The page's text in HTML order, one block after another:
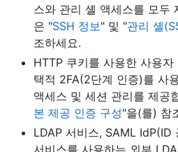
스와 관리 셸 액세스를 모두
은 "SSH 정보 " 및 "관리 셸
조하세요.
HTTP 쿠키를 사용한 사용
택적 2FA(2단계 인증)를 사
액세스 및 세션 관리를 제공
본 제공 인증 구성"을(를) 참
LDAP 서비스, SAML IdP(ID
서비스를 사용하는 외부